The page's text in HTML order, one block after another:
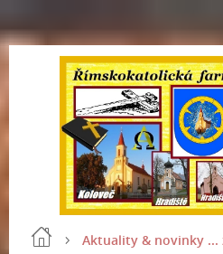
Aktuality & novinky ...